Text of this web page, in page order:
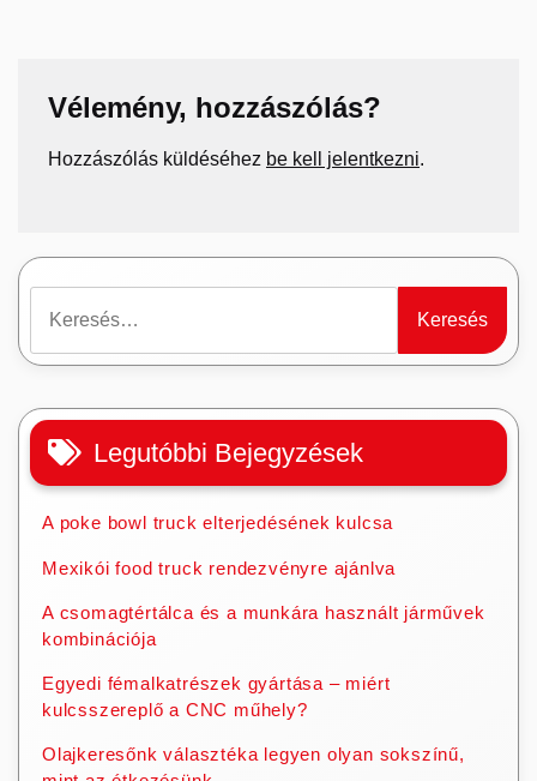
Vélemény, hozzászólás?
Hozzászólás küldéséhez be kell jelentkezni.
Legutóbbi Bejegyzések
A poke bowl truck elterjedésének kulcsa
Mexikói food truck rendezvényre ajánlva
A csomagtértálca és a munkára használt járművek
kombinációja
Egyedi fémalkatrészek gyártása – miért
kulcsszereplő a CNC műhely?
Olajkeresőnk választéka legyen olyan sokszínű,